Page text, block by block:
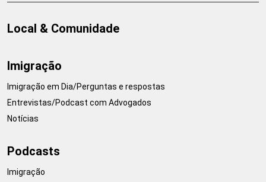
Local & Comunidade
Imigração
Imigração em Dia/Perguntas e respostas
Entrevistas/Podcast com Advogados
Notícias
Podcasts
Imigração